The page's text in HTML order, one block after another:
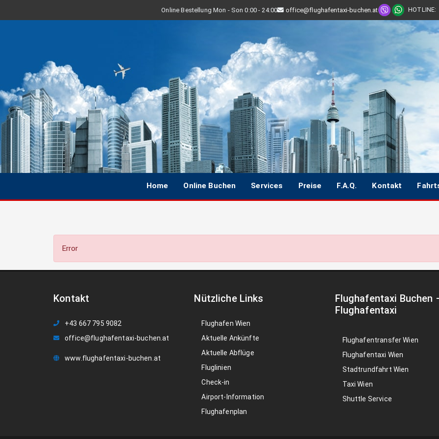
Online Bestellung Mon - Son 0:00 - 24:00 office@flughafentaxi-buchen.at HOTLINE:
Home Online Buchen Services Preise F.A.Q. Kontakt
Error
Kontakt
+43 667 795 9082
office@flughafentaxi-buchen.at
www.flughafentaxi-buchen.at
Nützliche Links
Flughafen Wien
Aktuelle Ankünfte
Aktuelle Abflüge
Fluglinien
Check-in
Airport-Information
Flughafenplan
Flughafentaxi Buchen
Flughafentaxi
Flughafentransfer Wien
Flughafentaxi Wien
Stadtrundfahrt Wien
Taxi Wien
Shuttle Service